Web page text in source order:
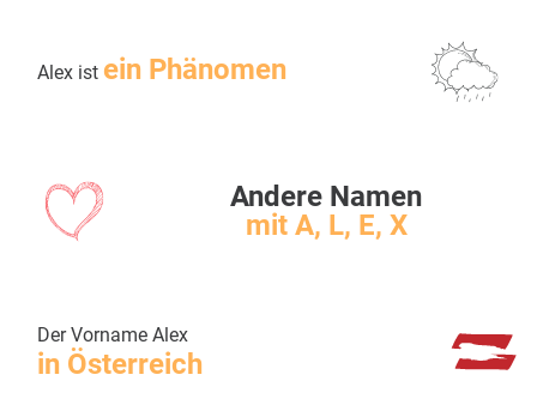
Alex ist ein Phänomen
Andere Namen
mit A, L, E, X
Der Vorname Alex
in Österreich